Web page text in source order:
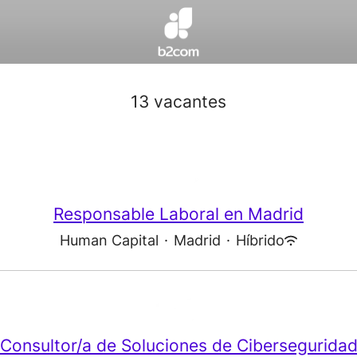
13 vacantes
Responsable Laboral en Madrid
Human Capital · Madrid · Híbrido
Consultor/a de Soluciones de Ciberseguridad